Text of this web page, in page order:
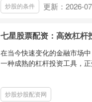
炒股的条件 更新：2026-
七星股票配资：高效杠杆
在当今快速变化的金融市场
一种成熟的杠杆投资工具，
炒股炒股配资网